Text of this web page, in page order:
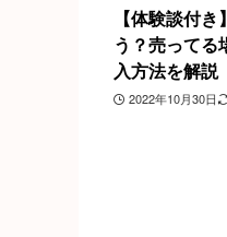
【体験談付
う？売ってる
入方法を解説
2022年10月30日